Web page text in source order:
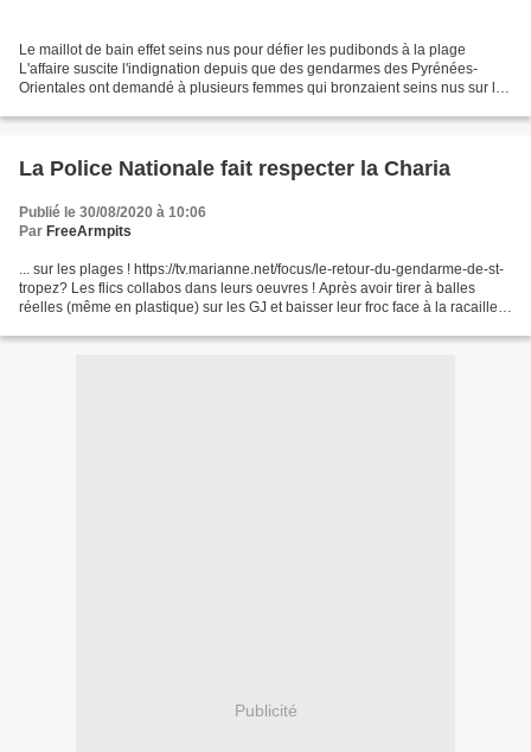
Le maillot de bain effet seins nus pour défier les pudibonds à la plage
L'affaire suscite l'indignation depuis que des gendarmes des Pyrénées-
Orientales ont demandé à plusieurs femmes qui bronzaient seins nus sur la
La Police Nationale fait respecter la Charia
Publié le 30/08/2020 à 10:06
Par FreeArmpits
... sur les plages ! https://tv.marianne.net/focus/le-retour-du-gendarme-de-st-
tropez? Les flics collabos dans leurs oeuvres ! Après avoir tirer à balles
réelles (même en plastique) sur les GJ et baisser leur froc face à la racaille,
Publicité